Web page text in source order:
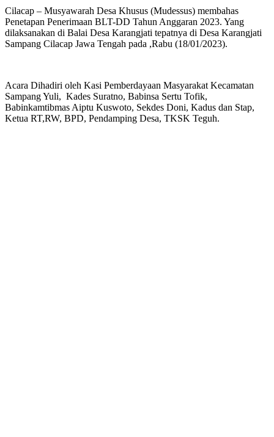
Cilacap – Musyawarah Desa Khusus (Mudessus) membahas
Penetapan Penerimaan BLT-DD Tahun Anggaran 2023. Yang
dilaksanakan di Balai Desa Karangjati tepatnya di Desa Karangjati
Sampang Cilacap Jawa Tengah pada ,Rabu (18/01/2023).
Acara Dihadiri oleh Kasi Pemberdayaan Masyarakat Kecamatan
Sampang Yuli, Kades Suratno, Babinsa Sertu Tofik,
Babinkamtibmas Aiptu Kuswoto, Sekdes Doni, Kadus dan Stap,
Ketua RT,RW, BPD, Pendamping Desa, TKSK Teguh.